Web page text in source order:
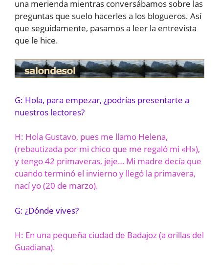
una merienda mientras conversábamos sobre las
preguntas que suelo hacerles a los blogueros. Así
que seguidamente, pasamos a leer la entrevista
que le hice.
G: Hola, para empezar, ¿podrías presentarte a
nuestros lectores?
H: Hola Gustavo, pues me llamo Helena,
(rebautizada por mi chico que me regaló mi «H»),
y tengo 42 primaveras, jeje… Mi madre decía que
cuando terminó el invierno y llegó la primavera,
nací yo (20 de marzo).
G: ¿Dónde vives?
H: En una pequeña ciudad de Badajoz (a orillas del
Guadiana).